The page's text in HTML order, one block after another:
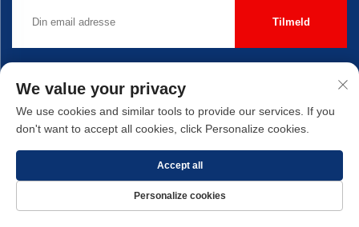
Tilmeld
We value your privacy
We use cookies and similar tools to provide our services. If you
don't want to accept all cookies, click Personalize cookies.
Personalize cookies
Accept all